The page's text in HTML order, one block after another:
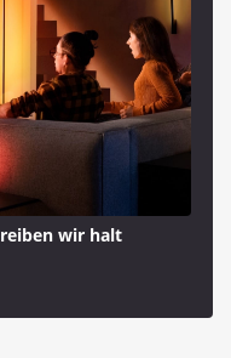
wir halt